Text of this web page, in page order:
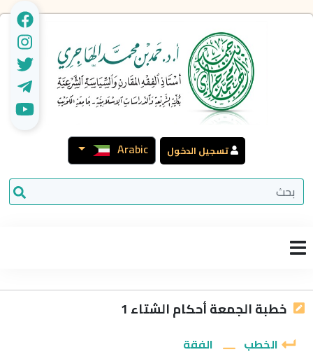
تسجيل الدخول Arabic
خطبة الجمعة أحكام الشتاء 1
الخطب
الفقة